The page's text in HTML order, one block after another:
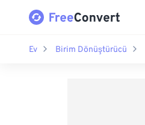
Ev Birim Dönüştürücü